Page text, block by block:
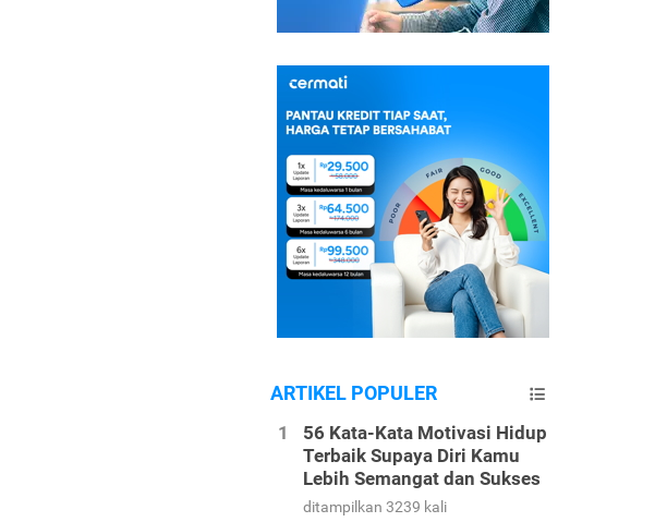
ARTIKEL POPULER
56 Kata-Kata Motivasi Hidup
Terbaik Supaya Diri Kamu
Lebih Semangat dan Sukses
ditampilkan 3239 kali